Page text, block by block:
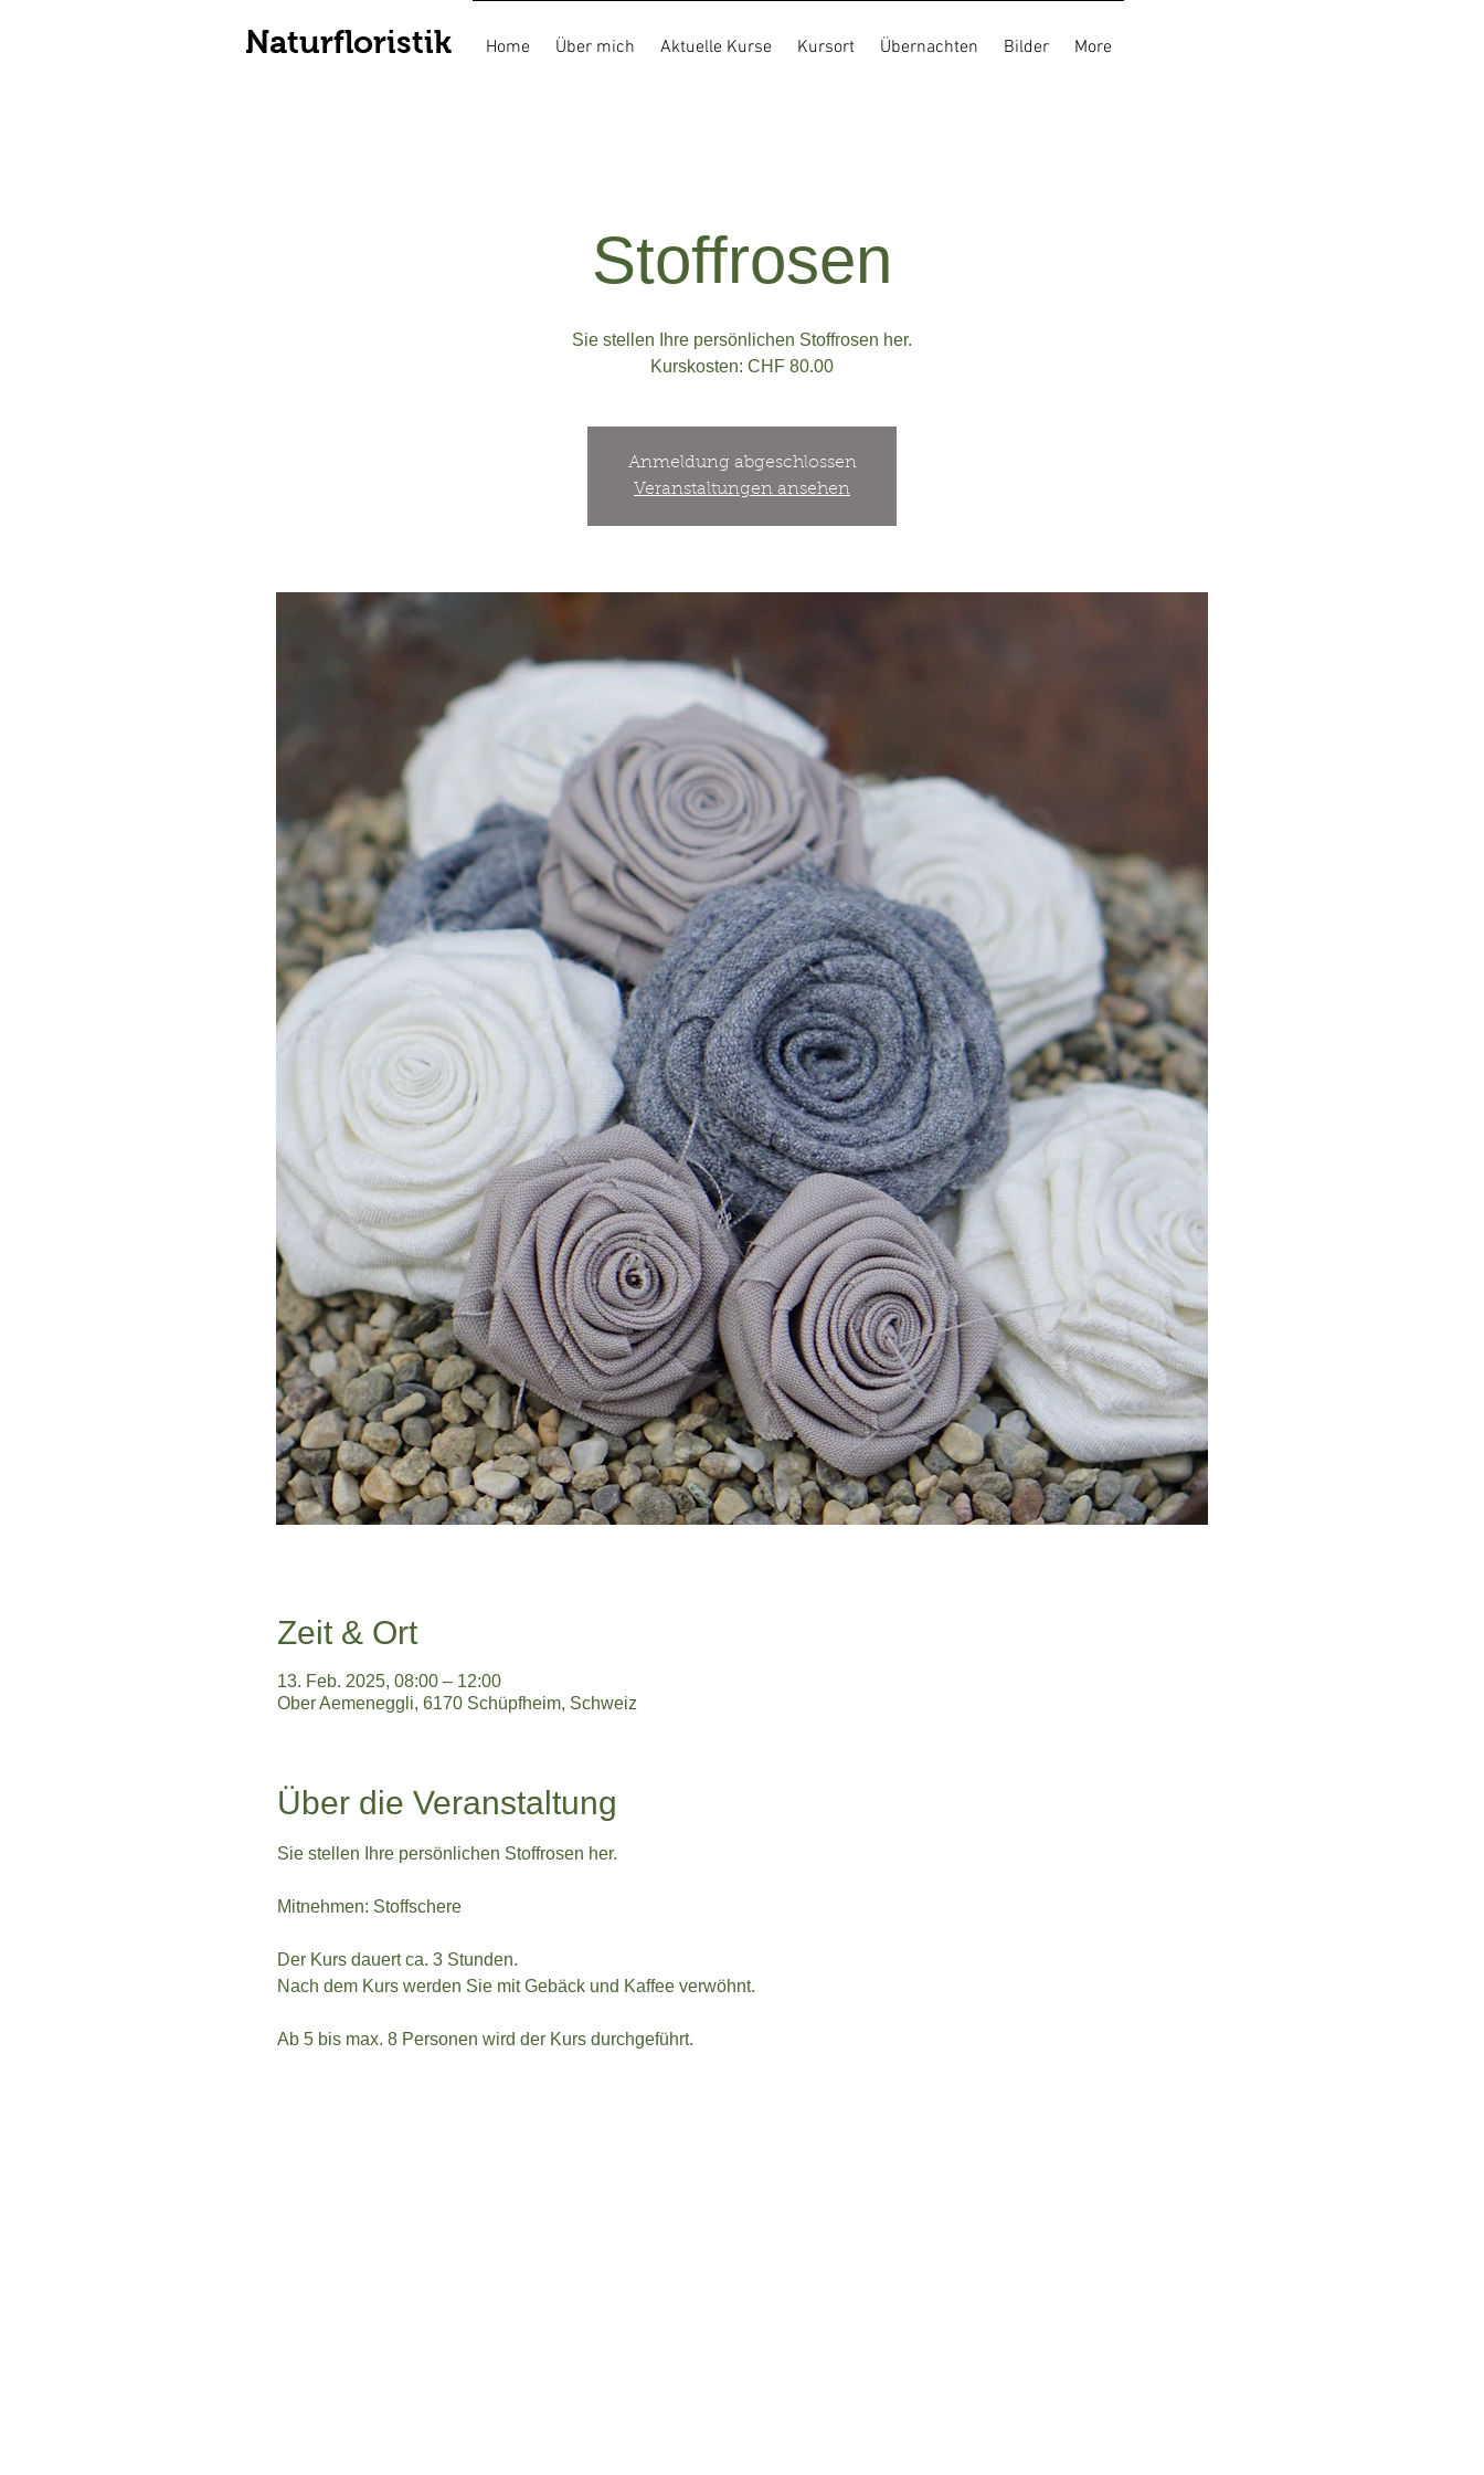
Naturfloristik Home Über mich Aktuelle Kurse Kursort Übernachten Bilder More
Stoffrosen
Sie stellen Ihre persönlichen Stoffrosen her.
Kurskosten: CHF 80.00
Anmeldung abgeschlossen
Veranstaltungen ansehen
Zeit & Ort
13. Feb. 2025, 08:00 – 12:00
Ober Aemeneggli, 6170 Schüpfheim, Schweiz
Über die Veranstaltung
Sie stellen Ihre persönlichen Stoffrosen her.
Mitnehmen: Stoffschere
Der Kurs dauert ca. 3 Stunden.
Nach dem Kurs werden Sie mit Gebäck und Kaffee verwöhnt.
Ab 5 bis max. 8 Personen wird der Kurs durchgeführt.